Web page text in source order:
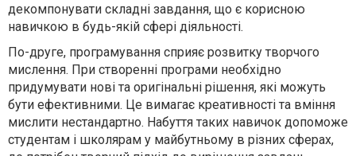
декомпонувати складні завдання, що є корисною
навичкою в будь-якій сфері діяльності.
По-друге, програмування сприяє розвитку творчого
мислення. При створенні програми необхідно
придумувати нові та оригінальні рішення, які можуть
бути ефективними. Це вимагає креативності та вміння
мислити нестандартно. Набуття таких навичок допоможе
студентам і школярам у майбутньому в різних сферах,